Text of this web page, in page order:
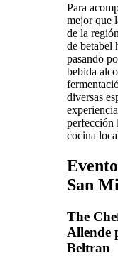
Para
mejor que
de la
de betabel
pasando
bebida
diversas
perfección
cocina
San
The
Allende
Beltran